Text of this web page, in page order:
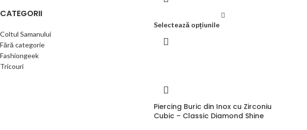
CATEGORII
Coltul Samanului
Fără categorie
Fashiongeek
Tricouri
Selectează opțiunile
Piercing Buric din Inox cu Zirconiu
Cubic – Classic Diamond Shine